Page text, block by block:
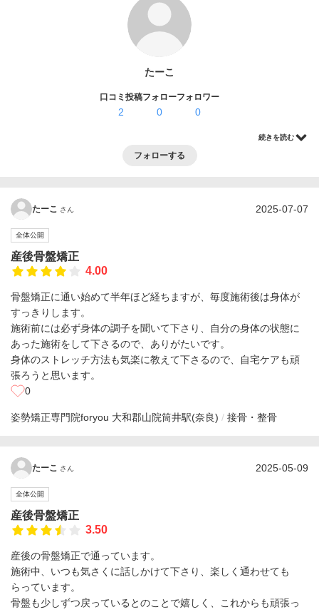
たーこ
口コミ投稿
2
フォロー
0
フォロワー
0
続きを読む
フォローする
たーこ さん 2025-07-07
全体公開
産後骨盤矯正
4.00
骨盤矯正に通い始めて半年ほど経ちますが、毎度施術後は身体が
すっきりします。
施術前には必ず身体の調子を聞いて下さり、自分の身体の状態に
あった施術をして下さるので、ありがたいです。
身体のストレッチ方法も気楽に教えて下さるので、自宅ケアも頑
張ろうと思います。
0
姿勢矯正専門院foryou 大和郡山院筒井駅(奈良) 接骨・整骨
たーこ さん 2025-05-09
全体公開
産後骨盤矯正
3.50
産後の骨盤矯正で通っています。
施術中、いつも気さくに話しかけて下さり、楽しく通わせても
らっています。
骨盤も少しずつ戻っているとのことで嬉しく、これからも頑張っ